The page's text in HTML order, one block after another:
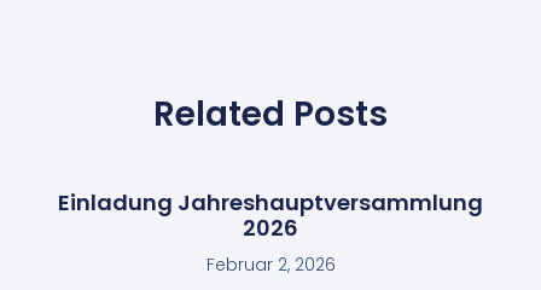
Related Posts
Einladung Jahreshauptversammlung
2026
Februar 2, 2026